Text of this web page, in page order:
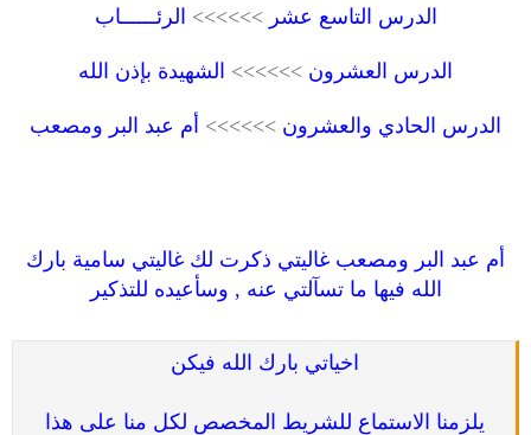
الدرس التاسع عشر>>>>>> الرئــــــاب
الدرس العشرون >>>>>> الشهيدة بإذن الله
الدرس الحادي والعشرون >>>>>> أم عبد البر ومصعب
أم عبد البر ومصعب غاليتي ذكرت لك غاليتي سامية بارك
الله فيها ما تسآلتي عنه , وسأعيده للتذكير
اخياتي بارك الله فيكن
يلزمنا الاستماع للشريط المخصص لكل منا على هذا